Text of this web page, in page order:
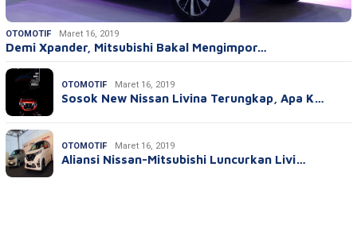
OTOMOTIF Maret 16, 2019
Demi Xpander, Mitsubishi Bakal Mengimpor…
OTOMOTIF Maret 16, 2019
Sosok New Nissan Livina Terungkap, Apa K…
OTOMOTIF Maret 16, 2019
Aliansi Nissan-Mitsubishi Luncurkan Livi…